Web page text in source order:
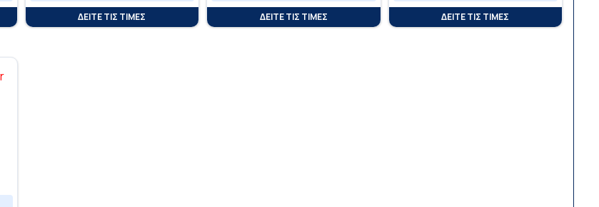
ΔΕΙΤΕ ΤΙΣ ΤΙΜΕΣ ΔΕΙΤΕ ΤΙΣ ΤΙΜΕΣ ΔΕΙΤΕ ΤΙΣ ΤΙΜΕΣ